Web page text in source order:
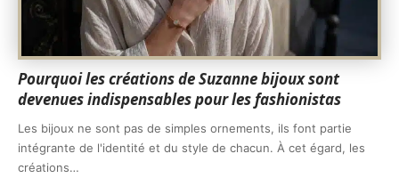
Pourquoi les créations de Suzanne bijoux sont
devenues indispensables pour les fashionistas
Les bijoux ne sont pas de simples ornements, ils font partie
intégrante de l'identité et du style de chacun. À cet égard, les
créations…